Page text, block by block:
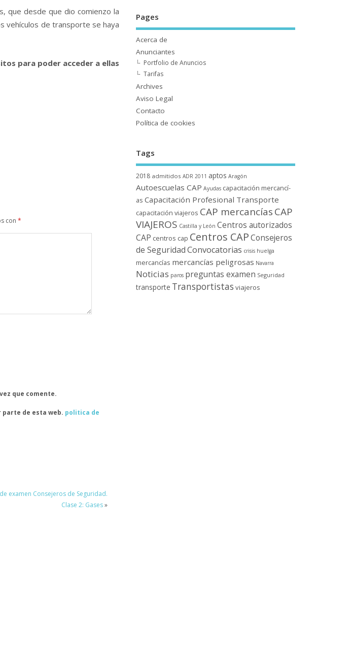
que desde que dio comienzo la
vehí­culos de transporte se haya
para poder acceder a ellas
con *
que comente.
de esta web. politica de
examen Consejeros de Seguridad.
Clase 2: Gases»
Pages
Acerca de
Anunciantes
Portfolio de Anuncios
Tarifas
Archives
Aviso Legal
Contacto
Polí­tica de cookies
Tags
2018 admitidos ADR 2011 aptos Aragón
Autoescuelas CAP Ayudas capacitación mercancí­
as Capacitación Profesional Transporte
capacitación viajeros CAP mercancí­asCAP
VIAJEROS Castilla y León Centros autorizados
CAP centros cap Centros CAP Consejeros
de Seguridad Convocatorias crisis huelga
mercancí­as mercancí­as peligrosas Navarra
Noticias paros preguntas examen Seguridad
transporte Transportistas viajeros